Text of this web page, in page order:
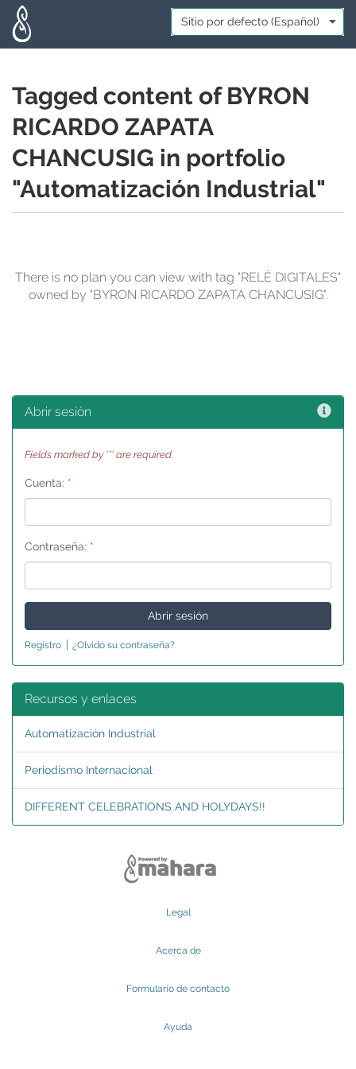
Idioma:
Tagged content of BYRON
RICARDO ZAPATA
CHANCUSIG in portfolio
"Automatización Industrial"
There is no plan you can view with tag "RELÉ DIGITALES"
owned by "BYRON RICARDO ZAPATA CHANCUSIG".
Abrir sesión
Fields marked by '*' are required.
Cuenta: *
Contraseña: *
Registro | ¿Olvidó su contraseña?
Recursos y enlaces
Automatización Industrial
Periodismo Internacional
DIFFERENT CELEBRATIONS AND HOLYDAYS!!
Legal
Acerca de
Formulario de contacto
Ayuda